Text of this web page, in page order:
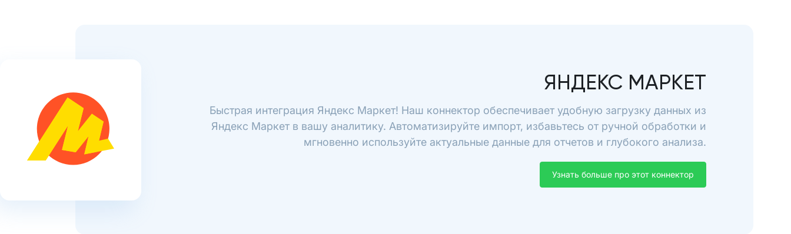
ЯНДЕКС МАРКЕТ
Быстрая интеграция Яндекс Маркет! Наш коннектор обеспечивает удобную загрузку данных из
Яндекс Маркет в вашу аналитику. Автоматизируйте импорт, избавьтесь от ручной обработки и
мгновенно используйте актуальные данные для отчетов и глубокого анализа.
Узнать больше про этот коннектор